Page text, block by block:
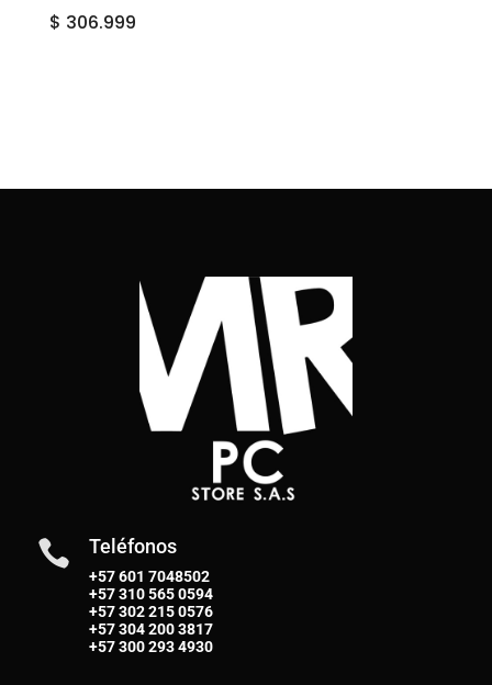
$ 306.999
 Teléfonos
+57 601 7048502
+57310 565 0594
+57302 215 0576
+57304 200 3817
+57300 293 4930